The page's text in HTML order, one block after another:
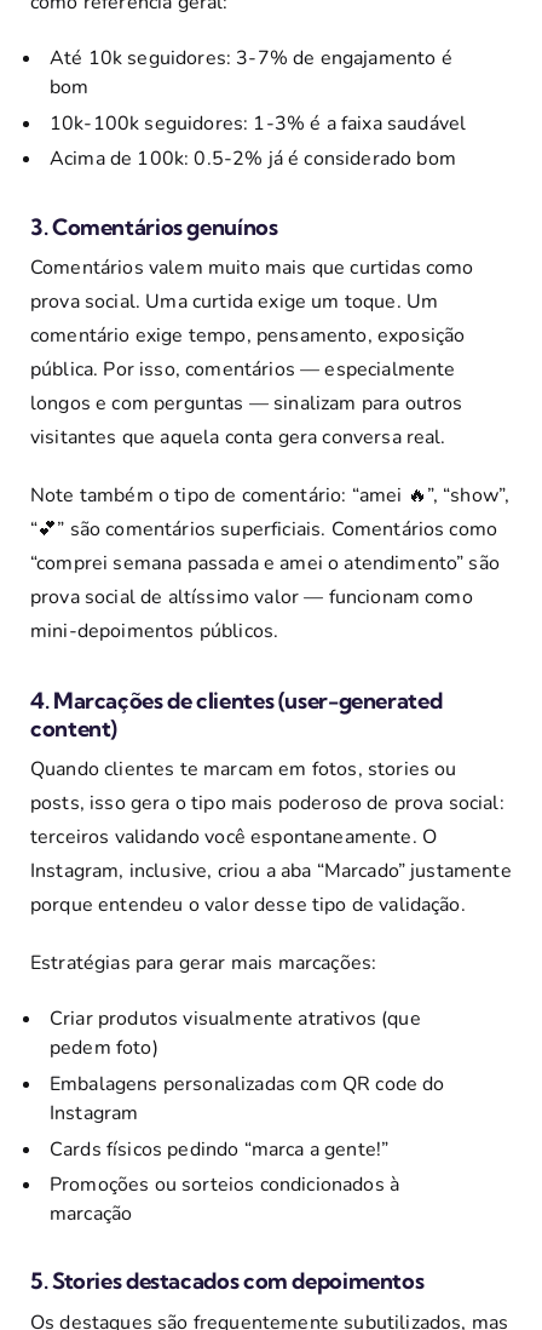
Até 10k seguidores: 3-7% de engajamento é
bom
10k-100k seguidores: 1-3% é a faixa saudável
Acima de 100k: 0.5-2% já é considerado bom
3. Comentários genuínos
Comentários valem muito mais que curtidas como
prova social. Uma curtida exige um toque. Um
comentário exige tempo, pensamento, exposição
pública. Por isso, comentários — especialmente
longos e com perguntas — sinalizam para outros
visitantes que aquela conta gera conversa real.
Note também o tipo de comentário: “amei 🔥”, “show”,
“💕” são comentários superficiais. Comentários como
“comprei semana passada e amei o atendimento” são
prova social de altíssimo valor — funcionam como
mini-depoimentos públicos.
4. Marcações de clientes (user-generated
content)
Quando clientes te marcam em fotos, stories ou
posts, isso gera o tipo mais poderoso de prova social:
terceiros validando você espontaneamente. O
Instagram, inclusive, criou a aba “Marcado” justamente
porque entendeu o valor desse tipo de validação.
Estratégias para gerar mais marcações:
Criar produtos visualmente atrativos (que
pedem foto)
Embalagens personalizadas com QR code do
Instagram
Cards físicos pedindo “marca a gente!”
Promoções ou sorteios condicionados à
marcação
5. Stories destacados com depoimentos
Os destaques são frequentemente subutilizados, mas